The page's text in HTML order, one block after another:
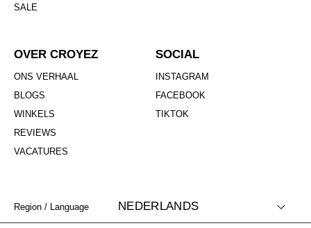
SALE
OVER CROYEZ
ONS VERHAAL
BLOGS
WINKELS
REVIEWS
VACATURES
SOCIAL
INSTAGRAM
FACEBOOK
TIKTOK
Region / Language NEDERLANDS